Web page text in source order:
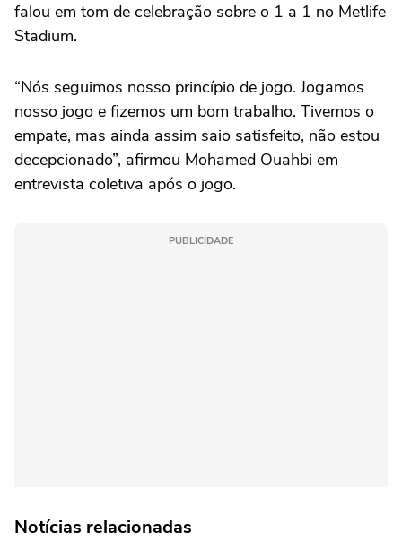
falou em tom de celebração sobre o 1 a 1 no Metlife
Stadium.
“Nós seguimos nosso princípio de jogo. Jogamos
nosso jogo e fizemos um bom trabalho. Tivemos o
empate, mas ainda assim saio satisfeito, não estou
decepcionado”, afirmou Mohamed Ouahbi em
entrevista coletiva após o jogo.
PUBLICIDADE
Notícias relacionadas